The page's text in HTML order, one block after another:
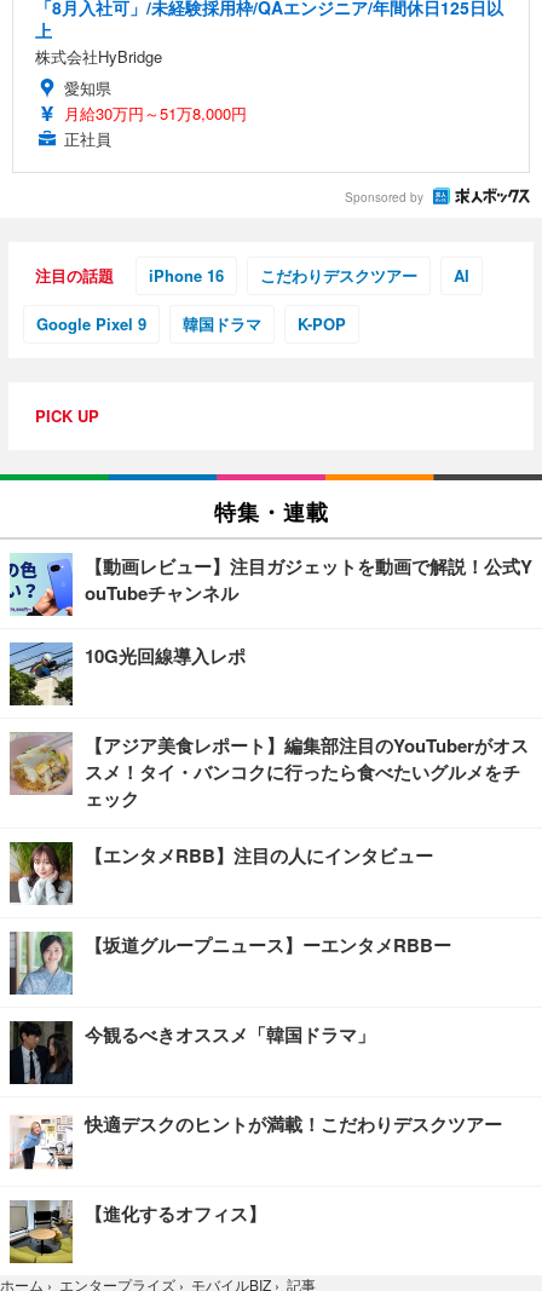
「8月入社可」/未経験採用枠/QAエンジニア/年間休日125日以
上
株式会社HyBridge
愛知県
月給30万円～51万8,000円
正社員
Sponsored by
注目の話題 iPhone 16 こだわりデスクツアー AI
Google Pixel 9 韓国ドラマ K-POP
PICK UP
特集・連載
【動画レビュー】注目ガジェットを動画で解説！公式Y
ouTubeチャンネル
10G光回線導入レポ
【アジア美食レポート】編集部注目のYouTuberがオス
スメ！タイ・バンコクに行ったら食べたいグルメをチ
ェック
【エンタメRBB】注目の人にインタビュー
【坂道グループニュース】ーエンタメRBBー
今観るべきオススメ「韓国ドラマ」
快適デスクのヒントが満載！こだわりデスクツアー
【進化するオフィス】
ホーム › エンタープライズ › モバイルBIZ › 記事